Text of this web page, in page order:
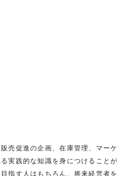
売促進の企画、在庫管理、マー
実践的な知識を身につけること
指す人はもちろん、将来経営者